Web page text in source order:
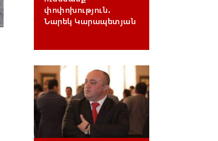
փոփոխություն․
Նարեկ Կարապետյան